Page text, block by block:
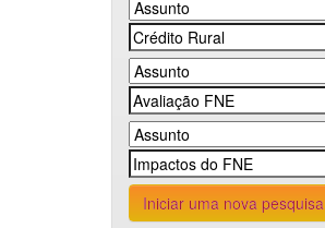
Iniciar uma nova pesquisa